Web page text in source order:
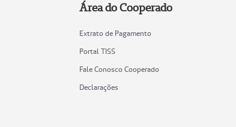
Área do Cooperado
Extrato de Pagamento
Portal TISS
Fale Conosco Cooperado
Declarações